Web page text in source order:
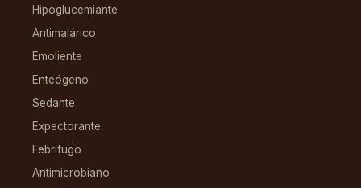
Hipoglucemiante
Antimalárico
Emoliente
Enteógeno
Sedante
Expectorante
Febrífugo
Antimicrobiano